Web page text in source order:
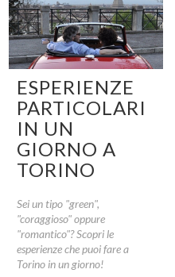
ESPERIENZE
PARTICOLARI
IN UN
GIORNO A
TORINO
Sei un tipo "green",
"coraggioso" oppure
"romantico"? Scopri le
esperienze che puoi fare a
Torino in un giorno!